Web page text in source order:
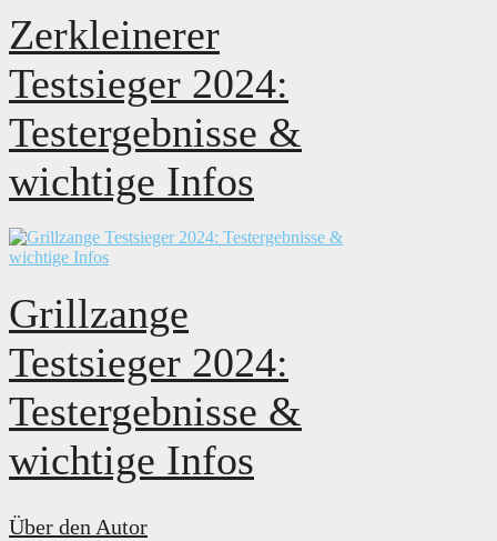
Zerkleinerer
Testsieger 2024:
Testergebnisse &
wichtige Infos
Grillzange
Testsieger 2024:
Testergebnisse &
wichtige Infos
Über den Autor